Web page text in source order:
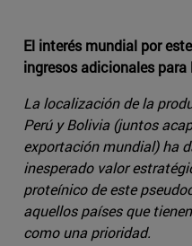
El interés mundial por
ingresos adicionales
La localización de la
Perú y Bolivia (juntos
exportación mundial) ha
inesperado valor
proteínico de este
aquellos países que
como una prioridad.